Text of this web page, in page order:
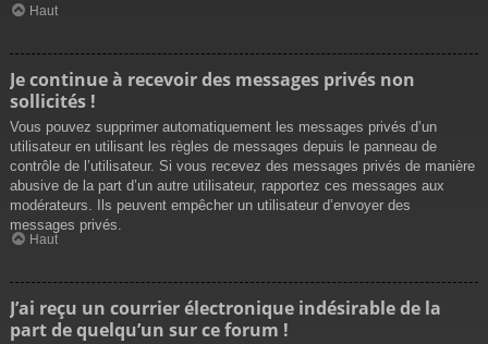
Haut
Je continue à recevoir des messages privés non
sollicités !
Vous pouvez supprimer automatiquement les messages privés d’un
utilisateur en utilisant les règles de messages depuis le panneau de
contrôle de l’utilisateur. Si vous recevez des messages privés de manière
abusive de la part d’un autre utilisateur, rapportez ces messages aux
modérateurs. Ils peuvent empêcher un utilisateur d’envoyer des
messages privés.
Haut
J’ai reçu un courrier électronique indésirable de la
part de quelqu’un sur ce forum !